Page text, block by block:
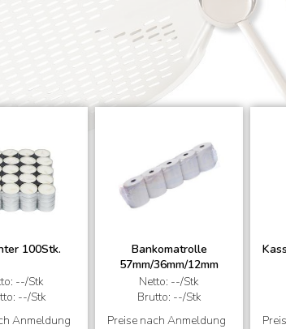
100Stk.
--/Stk
--/Stk
Anmeldung
Bankomatrolle
57mm/36mm/12mm
(15m)
Netto: --/Stk
Brutto: --/Stk
Preise nach Anmeldung